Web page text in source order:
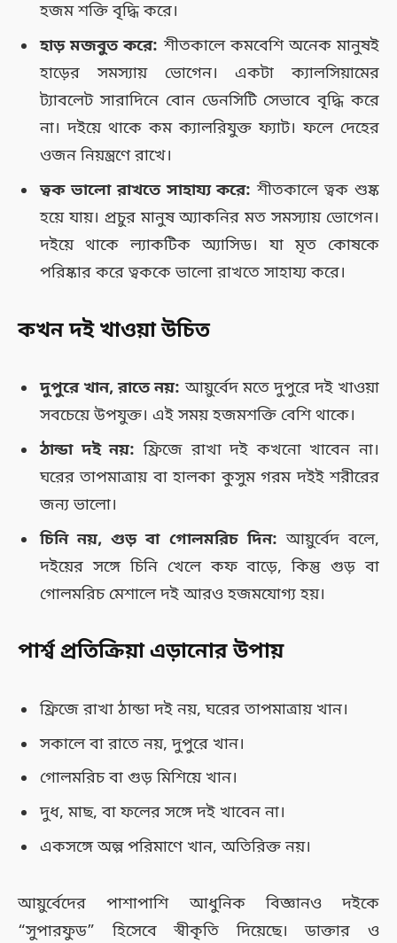
হজম শক্তি বৃদ্ধি করে।
হাড় মজবুত করে: শীতকালে কমবেশি অনেক মানুষই
হাড়ের সমস্যায় ভোগেন। একটা ক্যালসিয়ামের
ট্যাবলেট সারাদিনে বোন ডেনসিটি সেভাবে বৃদ্ধি করে
না। দইয়ে থাকে কম ক্যালরিযুক্ত ফ্যাট। ফলে দেহের
ওজন নিয়ন্ত্রণে রাখে।
ত্বক ভালো রাখতে সাহায্য করে: শীতকালে ত্বক শুষ্ক
হয়ে যায়। প্রচুর মানুষ অ্যাকনির মত সমস্যায় ভোগেন।
দইয়ে থাকে ল্যাকটিক অ্যাসিড। যা মৃত কোষকে
পরিষ্কার করে ত্বককে ভালো রাখতে সাহায্য করে।
কখন দই খাওয়া উচিত
দুপুরে খান, রাতে নয়: আয়ুর্বেদ মতে দুপুরে দই খাওয়া
সবচেয়ে উপযুক্ত। এই সময় হজমশক্তি বেশি থাকে।
ঠান্ডা দই নয়: ফ্রিজে রাখা দই কখনো খাবেন না।
ঘরের তাপমাত্রায় বা হালকা কুসুম গরম দইই শরীরের
জন্য ভালো।
চিনি নয়, গুড় বা গোলমরিচ দিন: আয়ুর্বেদ বলে,
দইয়ের সঙ্গে চিনি খেলে কফ বাড়ে, কিন্তু গুড় বা
গোলমরিচ মেশালে দই আরও হজমযোগ্য হয়।
পার্শ্ব প্রতিক্রিয়া এড়ানোর উপায়
ফ্রিজে রাখা ঠান্ডা দই নয়, ঘরের তাপমাত্রায় খান।
সকালে বা রাতে নয়, দুপুরে খান।
গোলমরিচ বা গুড় মিশিয়ে খান।
দুধ, মাছ, বা ফলের সঙ্গে দই খাবেন না।
একসঙ্গে অল্প পরিমাণে খান, অতিরিক্ত নয়।
আয়ুর্বেদের পাশাপাশি আধুনিক বিজ্ঞানও দইকে
“সুপারফুড” হিসেবে স্বীকৃতি দিয়েছে। ডাক্তার ও